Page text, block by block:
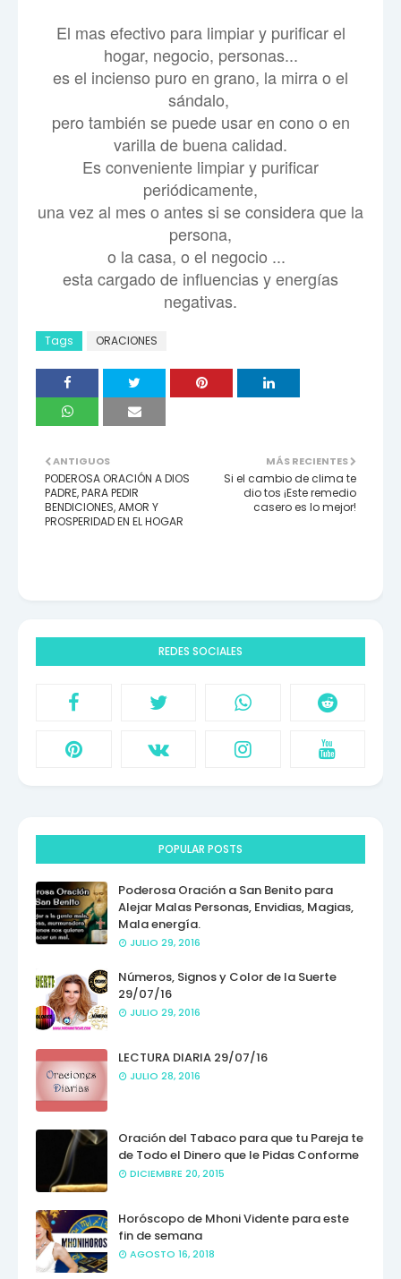
El mas efectivo para limpiar y purificar el
hogar, negocio, personas...
es el incienso puro en grano, la mirra o el
sándalo,
pero también se puede usar en cono o en
varilla de buena calidad.
Es conveniente limpiar y purificar
periódicamente,
una vez al mes o antes si se considera que la
persona,
o la casa, o el negocio ...
esta cargado de influencias y energías
negativas.
Tags ORACIONES
MÁS RECIENTES
Si el cambio de clima te
dio tos ¡Este remedio
casero es lo mejor!
ANTIGUOS
PODEROSA ORACIÓN A DIOS
PADRE, PARA PEDIR
BENDICIONES, AMOR Y
PROSPERIDAD EN EL HOGAR
REDES SOCIALES
POPULAR POSTS
Poderosa Oración a San Benito para
Alejar Malas Personas, Envidias, Magias,
Mala energía.
JULIO 29, 2016
Números, Signos y Color de la Suerte
29/07/16
JULIO 29, 2016
LECTURA DIARIA 29/07/16
JULIO 28, 2016
Oración del Tabaco para que tu Pareja te
de Todo el Dinero que le Pidas Conforme
DICIEMBRE 20, 2015
Horóscopo de Mhoni Vidente para este
fin de semana
AGOSTO 16, 2018